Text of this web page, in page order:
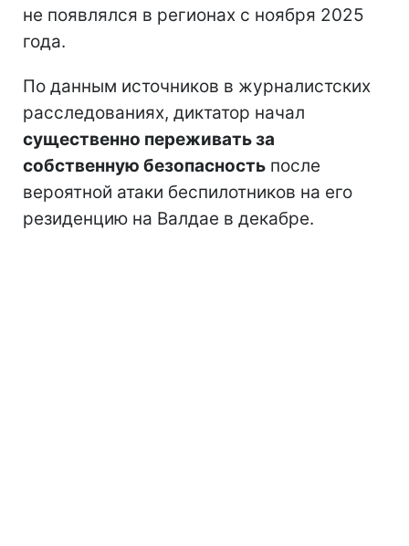
не появлялся в регионах с ноября 2025
года.
По данным источников в журналистских
расследованиях, диктатор начал
существенно переживать за
собственную безопасность после
вероятной атаки беспилотников на его
резиденцию на Валдае в декабре.